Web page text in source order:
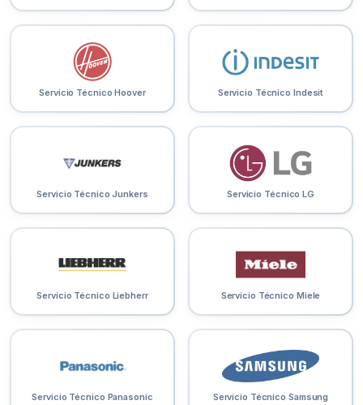
Servicio Técnico Hoover Servicio Técnico Indesit
Servicio Técnico Junkers Servicio Técnico LG
Servicio Técnico Liebherr Servicio Técnico Miele
Servicio Técnico Panasonic Servicio Técnico Samsung